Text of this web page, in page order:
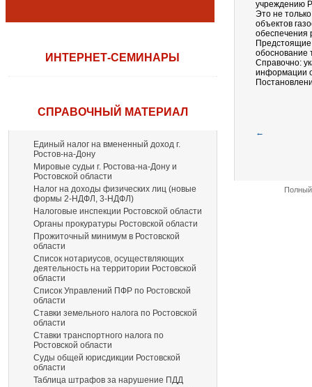
ИНТЕРНЕТ-СЕМИНАРЫ
СПРАВОЧНЫЙ МАТЕРИАЛ
Единый налог на вмененный доход г.
Ростов-на-Дону
Мировые судьи г. Ростова-на-Дону и
Ростовской области
Налог на доходы физических лиц (новые
формы 2-НДФЛ, 3-НДФЛ)
Налоговые инспекции Ростовской области
Органы прокуратуры Ростовской области
Прожиточный минимум в Ростовской
области
Список нотариусов, осуществляющих
деятельность на территории Ростовской
области
Список Управлений ПФР по Ростовской
области
Ставки земельного налога по Ростовской
области
Ставки транспортного налога по
Ростовской области
Суды общей юрисдикции Ростовской
области
Таблица штрафов за нарушение ПДД
учреждению
Это не
объектов
обеспечения
Предстоящие
обоснование
Справочно:
информации
←